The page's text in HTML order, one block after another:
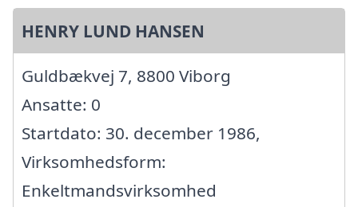
HENRY LUND HANSEN
Guldbækvej 7, 8800 Viborg
Ansatte: 0
Startdato: 30. december 1986,
Virksomhedsform:
Enkeltmandsvirksomhed